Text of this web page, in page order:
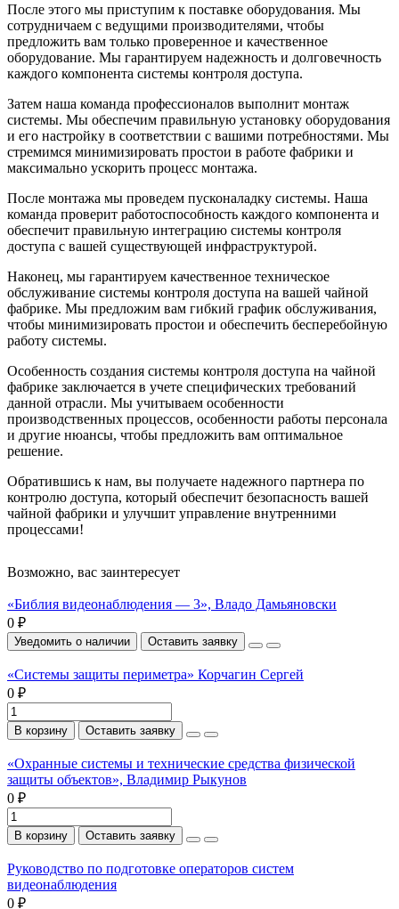
После этого мы приступим к поставке оборудования. Мы
сотрудничаем с ведущими производителями, чтобы
предложить вам только проверенное и качественное
оборудование. Мы гарантируем надежность и долговечность
каждого компонента системы контроля доступа.
Затем наша команда профессионалов выполнит монтаж
системы. Мы обеспечим правильную установку оборудования
и его настройку в соответствии с вашими потребностями. Мы
стремимся минимизировать простои в работе фабрики и
максимально ускорить процесс монтажа.
После монтажа мы проведем пусконаладку системы. Наша
команда проверит работоспособность каждого компонента и
обеспечит правильную интеграцию системы контроля
доступа с вашей существующей инфраструктурой.
Наконец, мы гарантируем качественное техническое
обслуживание системы контроля доступа на вашей чайной
фабрике. Мы предложим вам гибкий график обслуживания,
чтобы минимизировать простои и обеспечить бесперебойную
работу системы.
Особенность создания системы контроля доступа на чайной
фабрике заключается в учете специфических требований
данной отрасли. Мы учитываем особенности
производственных процессов, особенности работы персонала
и другие нюансы, чтобы предложить вам оптимальное
решение.
Обратившись к нам, вы получаете надежного партнера по
контролю доступа, который обеспечит безопасность вашей
чайной фабрики и улучшит управление внутренними
процессами!
Возможно, вас заинтересует
«Библия видеонаблюдения — 3», Владо Дамьяновски
0 ₽
Уведомить о наличии Оставить заявку
«Системы защиты периметра» Корчагин Сергей
0 ₽
В корзину Оставить заявку
«Охранные системы и технические средства физической
защиты объектов», Владимир Рыкунов
0 ₽
В корзину Оставить заявку
Руководство по подготовке операторов систем
видеонаблюдения
0 ₽